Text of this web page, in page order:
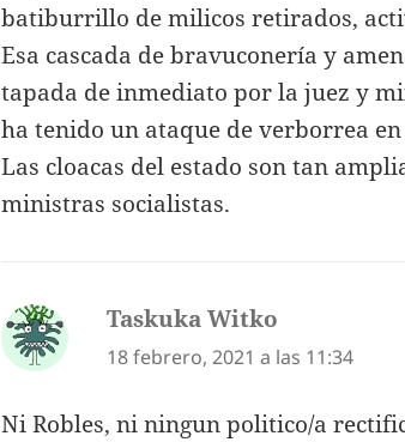
batiburrillo de milicos retirados,
Esa cascada de bravuconería y
tapada de inmediato por la juez y
ha tenido un ataque de verborrea
Las cloacas del estado son tan
ministras socialistas.
Taskuka Witko
18 febrero, 2021 a las 11:34
Ni Robles, ni ningun politico/a